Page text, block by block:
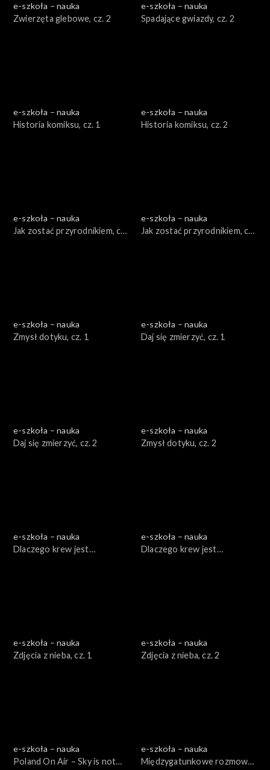
e-szkoła – nauka
Zwierzęta glebowe, cz. 2
e-szkoła – nauka
Spadające gwiazdy, cz. 2
e-szkoła – nauka
Historia komiksu, cz. 1
e-szkoła – nauka
Historia komiksu, cz. 2
e-szkoła – nauka
Jak zostać przyrodnikiem, cz.
e-szkoła – nauka
Jak zostać przyrodnikiem, cz.
e-szkoła – nauka
Zmysł dotyku, cz. 1
e-szkoła – nauka
Daj się zmierzyć, cz. 1
e-szkoła – nauka
Daj się zmierzyć, cz. 2
e-szkoła – nauka
Zmysł dotyku, cz. 2
e-szkoła – nauka
Dlaczego krew jest
e-szkoła – nauka
Dlaczego krew jest
e-szkoła – nauka
Zdjęcia z nieba, cz. 1
e-szkoła – nauka
Zdjęcia z nieba, cz. 2
e-szkoła – nauka
Poland On Air – Sky is not
e-szkoła – nauka
Międzygatunkowe rozmowy,